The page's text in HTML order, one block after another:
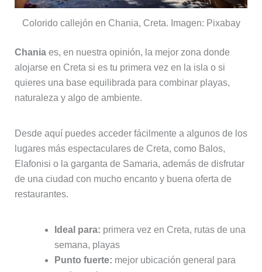
Colorido callejón en Chania, Creta. Imagen: Pixabay
Chaniaes, en nuestra opinión, la mejor zona donde
alojarse en Creta si es tu primera vez en la isla o si
quieres una base equilibrada para combinar playas,
naturaleza y algo de ambiente.
Desde aquí puedes acceder fácilmente a algunos de los
lugares más espectaculares de Creta, como Balos,
Elafonisi o la garganta de Samaria, además de disfrutar
de una ciudad con mucho encanto y buena oferta de
restaurantes.
Ideal para: primera vez en Creta, rutas de una
semana, playas
Punto fuerte: mejor ubicación general para